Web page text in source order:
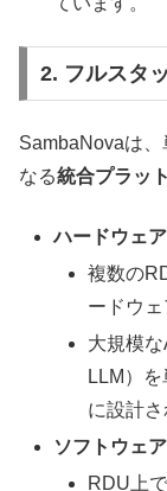
2. フルスタ
SambaNovaは
なる統合プラッ
ハードウェ
複数の
ードウェ
大規模
LLM）
に設計さ
ソフトウェ
RDU上